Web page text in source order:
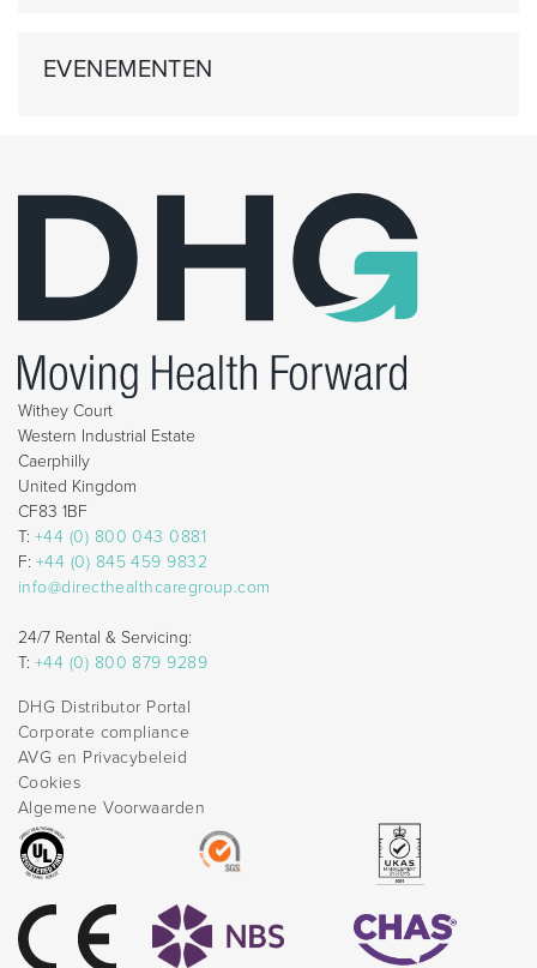
EVENEMENTEN
Withey Court
Western Industrial Estate
Caerphilly
United Kingdom
CF83 1BF
T: +44 (0) 800 043 0881
F: +44 (0) 845 459 9832
info@directhealthcaregroup.com
24/7 Rental & Servicing:
T: +44 (0) 800 879 9289
DHG Distributor Portal
Corporate compliance
AVG en Privacybeleid
Cookies
Algemene Voorwaarden